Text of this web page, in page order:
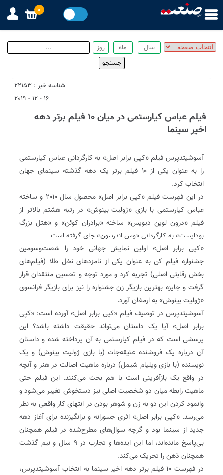
شناسه خبر : 22153
16 - 12 - 2019
فیلم عباس کیارستمی در میان ۱۰ فیلم برتر دهه
اخیر سینما
آسوشیتدپرس فیلم «کپی برابر اصل» به کارگردانی عباس کیارستمی
را به عنوان یکی از ۱۰ فیلم برتر یک دهه گذشته سینمای جهان
انتخاب کرد.
در این فهرست فیلم «کپی برابر اصل» محصول سال ۲۰۱۰ و ساخته
عباس کیارستمی با بازی «ژولیت بینوش» در رتبه هشتم بالاتر از
فیلم «درون لوین دیویس» ساخته «برادران کوئن» و «هتل بزرگ
بوداپست» به کارگردانی «وس اندرسون» جای گرفته است.
«کپی برابر اصل» اولین نمایش جهانی خود را شصت‌وسومین
جشنواره فیلم کن به عنوان یکی از نامزدهای نخل طلا (فیلم‌های
بخش رقابتی اصلی) تجربه کرد و مورد توجه و تحسین منتقدان قرار
گرفت و جایزه بهترین بازیگر زن جشنواره را نیز برای بازیگر فرانسوی
«ژولیت بینوش» به ارمغان آورد.
آسوشیتدپرس در توصیف فیلم «کپی برابر اصل» آورده است: «کپی
برابر اصل» آیا یک داستان می‌تواند حقیقت داشته باشد؟ این
پرسشی است که در فیلم کیارستمی به آن پرداخته شده و داستان
آن درباره یک فروشنده عتیقه‌جات (با بازی ژولیت بینوش) و یک
نویسنده (با بازی ویلیام شیمل) درباره ماهیت اصالت در هنر و آنچه
در واقع یک بازآفرینی است با هم بحث می‌کنند. این فیلم حتی
ماهیت رابطه میان دو شخصیت اصلی نیز دستخوش تغییر می‌شود و
وانمود کردن این دو به زن و شوهر بودن در انتهای کار واقعی به نظر
می‌رسد. «کپی برابر اصل» اثری جسورانه و برانگیزنده برای آغاز دهه
جدید از سینما بود و گرچه سوال‌های مطرح‌شده در فیلم همچنان
بی‌پاسخ مانده‌اند، اما این ایده‌ها و تجارب در ۹ سال و نیم گذشت
همچنان ذهن را تحریک می‌کند.
در فهرست ۱۰ فیلم برتر دهه اخیر سینما به انتخاب آسوشیتدپرس،
0